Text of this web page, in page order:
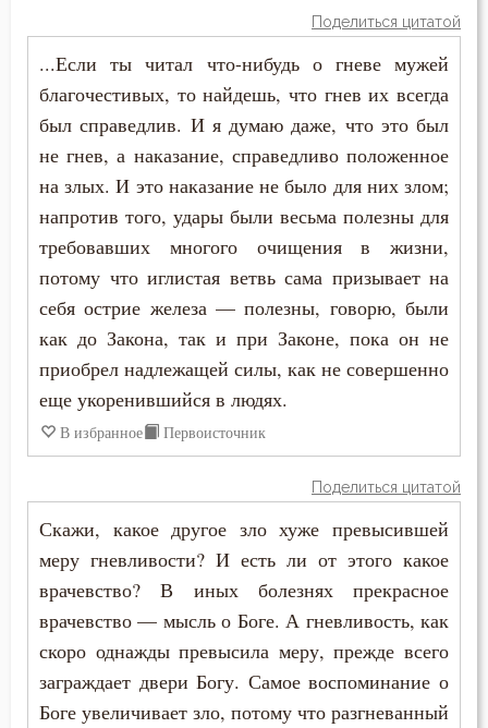
Троица
Тщеславие
Убийство
Украшение
Христос
Царство небесное
Церковь
Человек
Честь
Чревоугодие
Язык
Поделиться цитатой
...Если ты читал что-нибудь о гневе мужей
благочестивых, то найдешь, что гнев их всегда
был справедлив. И я думаю даже, что это был
не гнев, а наказание, справедливо положенное
на злых. И это наказание не было для них злом;
напротив того, удары были весьма полезны для
требовавших многого очищения в жизни,
потому что иглистая ветвь сама призывает на
себя острие железа — полезны, говорю, были
как до Закона, так и при Законе, пока он не
приобрел надлежащей силы, как не совершенно
еще укоренившийся в людях.
В избранное Первоисточник
Поделиться цитатой
Скажи, какое другое зло хуже превысившей
меру гневливости? И есть ли от этого какое
врачевство? В иных болезнях прекрасное
врачевство — мысль о Боге. А гневливость, как
скоро однажды превысила меру, прежде всего
заграждает двери Богу. Самое воспоминание о
Боге увеличивает зло, потому что разгневанный